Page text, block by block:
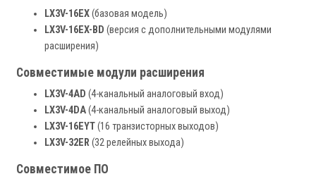
LX3V-16EX(базовая модель)
LX3V-16EX-BD (версия с дополнительными модулями
расширения)
Совместимые модули расширения
LX3V-4AD (4-канальный аналоговый вход)
LX3V-4DA(4-канальный аналоговый выход)
LX3V-16EYT(16 транзисторных выходов)
LX3V-32ER (32 релейных выхода)
Совместимое ПО